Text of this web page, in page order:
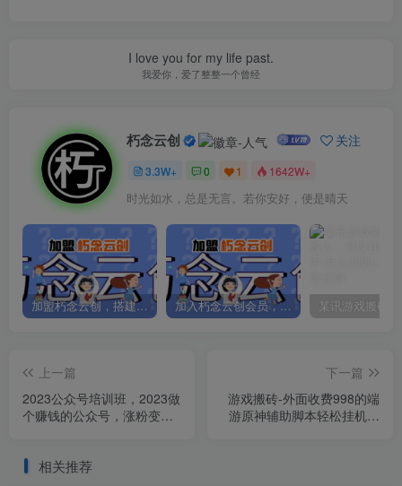
I love you for my life past.
我爱你，爱了整整一个曾经
朽念云创 关注
3.3W+ 0 1 1642W+
时光如水，总是无言。若你安好，便是晴天
加盟朽念云创，搭建同款项目资源站，实现日入2000+ 加入朽念云创会员，全站资源免费学习。
上一篇
2023公众号培训班，2023做
个赚钱的公众号，涨粉变现
下一篇
游戏搬砖-外面收费998的端
游原神辅助脚本轻松挂机单
相关推荐